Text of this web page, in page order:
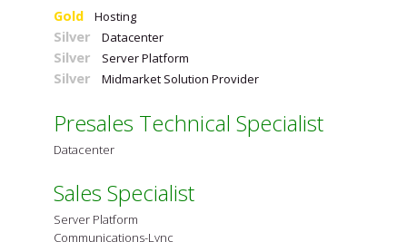
Gold Hosting
Silver Datacenter
Silver Server Platform
Silver Midmarket Solution Provider
Presales Technical Specialist
Datacenter
Sales Specialist
Server Platform
Communications-Lync